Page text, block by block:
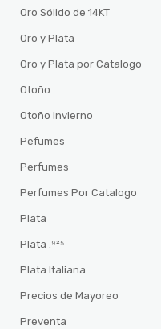
Oro Sólido de 14KT
Oro y Plata
Oro y Plata por Catalogo
Otoño
Otoño Invierno
Pefumes
Perfumes
Perfumes Por Catalogo
Plata
Plata .⁹²⁵
Plata Italiana
Precios de Mayoreo
Preventa